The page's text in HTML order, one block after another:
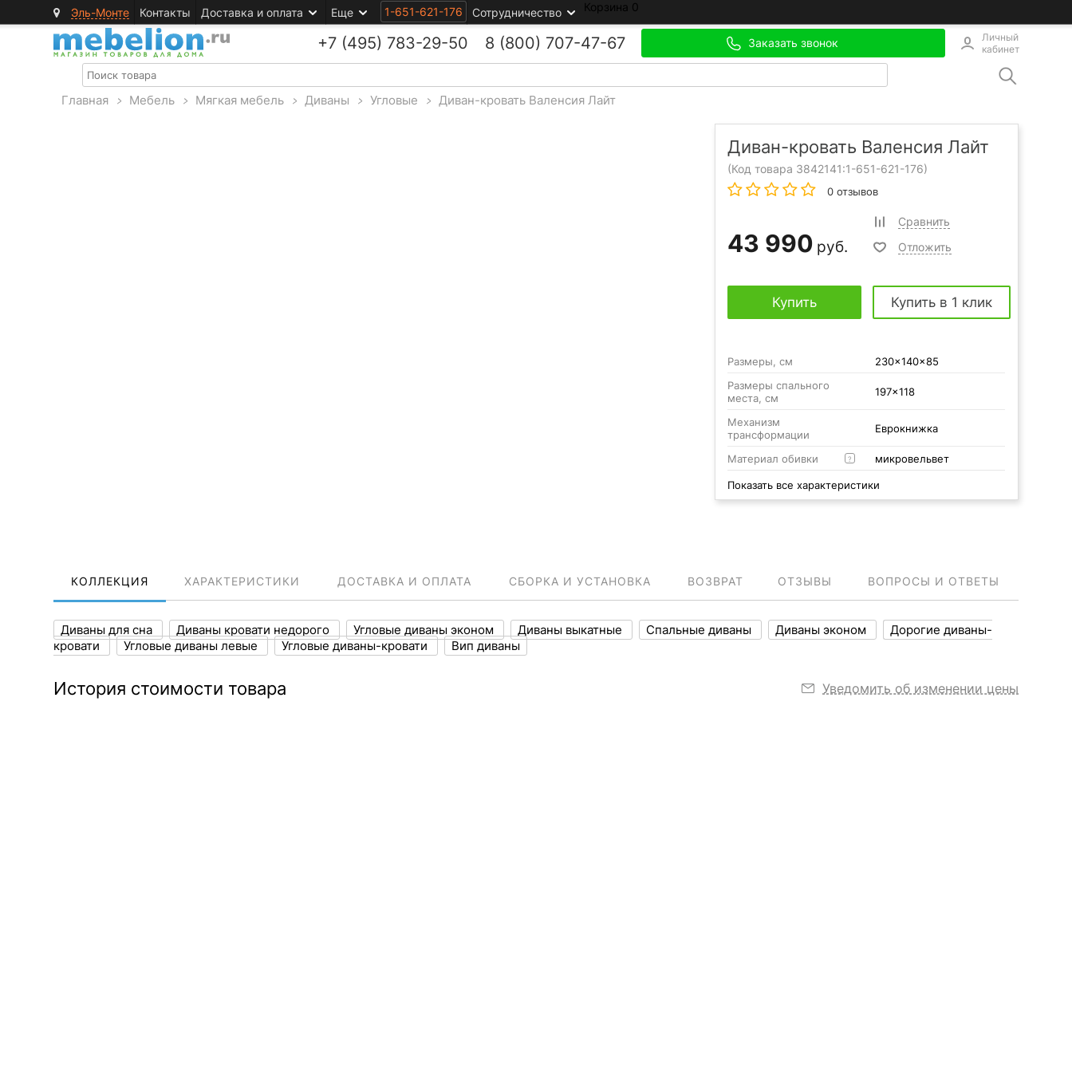
Эль-Монте Контакты Доставка и оплата Еще 1-651-621-176 Сотрудничество Корзина 0
+7 (495) 783-29-50 8 (800) 707-47-67 Заказать звонок
Личный
кабинет
Главная > Мебель > Мягкая мебель > Диваны > Угловые > Диван-кровать Валенсия Лайт
Диван-кровать Валенсия Лайт
(Код товара 3842141:1-651-621-176)
0 отзывов
43 990 руб.
Сравнить
Отложить
Купить Купить в 1 клик
Размеры, см
230x140x85
Размеры спального
места, см
197x118
Механизм
трансформации
Еврокнижка
Материал обивки ? микровельвет
Показать все характеристики
КОЛЛЕКЦИЯ ХАРАКТЕРИСТИКИ ДОСТАВКА И ОПЛАТА СБОРКА И УСТАНОВКА ВОЗВРАТ ОТЗЫВЫ ВОПРОСЫ И ОТВЕТЫ
Диваны для сна Диваны кровати недорого Угловые диваны эконом Диваны выкатные Спальные диваны Диваны эконом
Дорогие диваны-
кровати
Угловые диваны левые Угловые диваны-кровати Вип диваны
История стоимости товара Уведомить об изменении цены